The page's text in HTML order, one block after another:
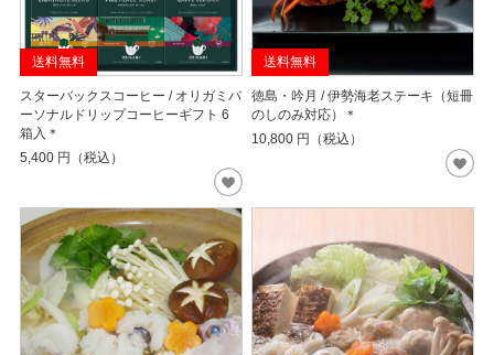
送料無料
スターバックスコーヒー / オリガミパ
ーソナルドリップコーヒーギフト 6
箱入＊
5,400 円（税込）
送料無料
徳島・吟月 / 伊勢海老ステーキ（短冊
のしのみ対応）＊
10,800 円（税込）